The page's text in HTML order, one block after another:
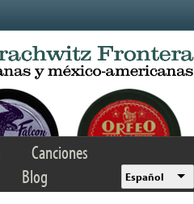
Canciones
Blog Español